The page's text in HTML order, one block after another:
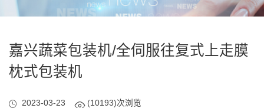
嘉兴蔬菜包装机/全伺服往复式上走膜
枕式包装机
2023-03-23 (10193)次浏览